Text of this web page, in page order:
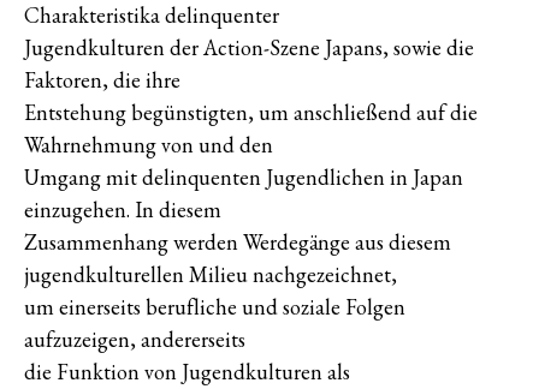
Charakteristika delinquenter
Jugendkulturen der Action-Szene Japans, sowie die
Faktoren, die ihre
Entstehung begünstigten, um anschließend auf die
Wahrnehmung von und den
Umgang mit delinquenten Jugendlichen in Japan
einzugehen. In diesem
Zusammenhang werden Werdegänge aus diesem
jugendkulturellen Milieu nachgezeichnet,
um einerseits berufliche und soziale Folgen
aufzuzeigen, andererseits
die Funktion von Jugendkulturen als